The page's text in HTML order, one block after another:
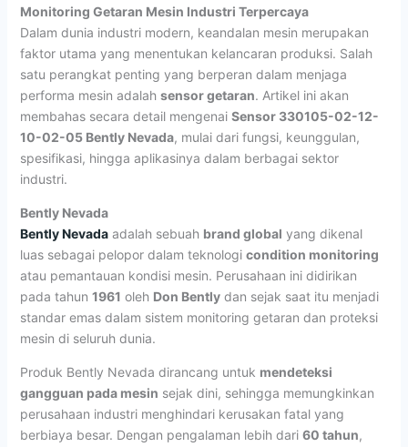
Monitoring Getaran Mesin Industri Terpercaya
Dalam dunia industri modern, keandalan mesin merupakan
faktor utama yang menentukan kelancaran produksi. Salah
satu perangkat penting yang berperan dalam menjaga
performa mesin adalah sensor getaran. Artikel ini akan
membahas secara detail mengenai Sensor 330105-02-12-
10-02-05 Bently Nevada, mulai dari fungsi, keunggulan,
spesifikasi, hingga aplikasinya dalam berbagai sektor
industri.
Bently Nevada
Bently Nevadaadalah sebuah brand global yang dikenal
luas sebagai pelopor dalam teknologi condition monitoring
atau pemantauan kondisi mesin. Perusahaan ini didirikan
pada tahun 1961 oleh Don Bentlydan sejak saat itu menjadi
standar emas dalam sistem monitoring getaran dan proteksi
mesin di seluruh dunia.
Produk Bently Nevada dirancang untuk mendeteksi
gangguan pada mesin sejak dini, sehingga memungkinkan
perusahaan industri menghindari kerusakan fatal yang
berbiaya besar. Dengan pengalaman lebih dari 60 tahun,